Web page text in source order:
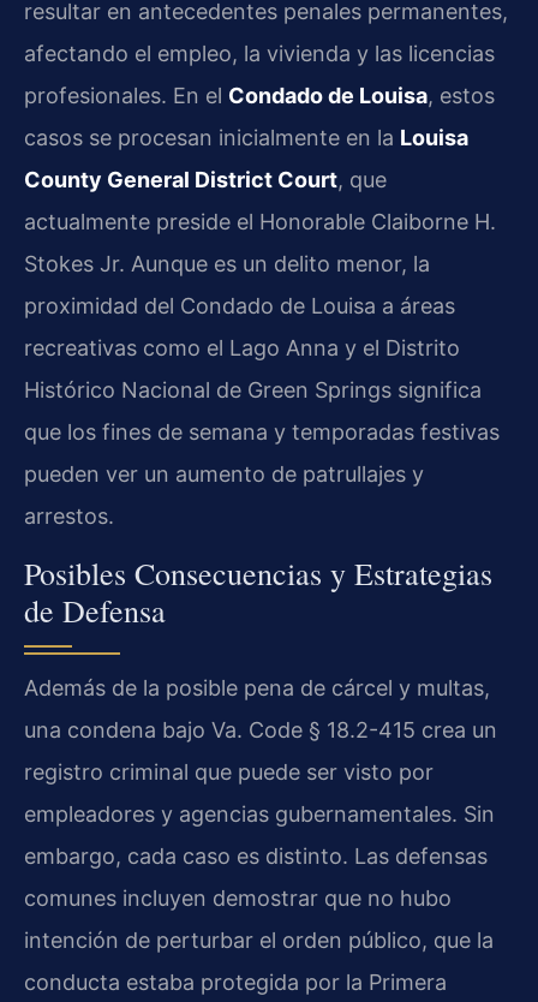
resultar en antecedentes penales permanentes,
afectando el empleo, la vivienda y las licencias
profesionales. En el Condado de Louisa, estos
casos se procesan inicialmente en la Louisa
County General District Court, que
actualmente preside el Honorable Claiborne H.
Stokes Jr. Aunque es un delito menor, la
proximidad del Condado de Louisa a áreas
recreativas como el Lago Anna y el Distrito
Histórico Nacional de Green Springs significa
que los fines de semana y temporadas festivas
pueden ver un aumento de patrullajes y
arrestos.
Posibles Consecuencias y Estrategias
de Defensa
Además de la posible pena de cárcel y multas,
una condena bajo Va. Code § 18.2-415 crea un
registro criminal que puede ser visto por
empleadores y agencias gubernamentales. Sin
embargo, cada caso es distinto. Las defensas
comunes incluyen demostrar que no hubo
intención de perturbar el orden público, que la
conducta estaba protegida por la Primera